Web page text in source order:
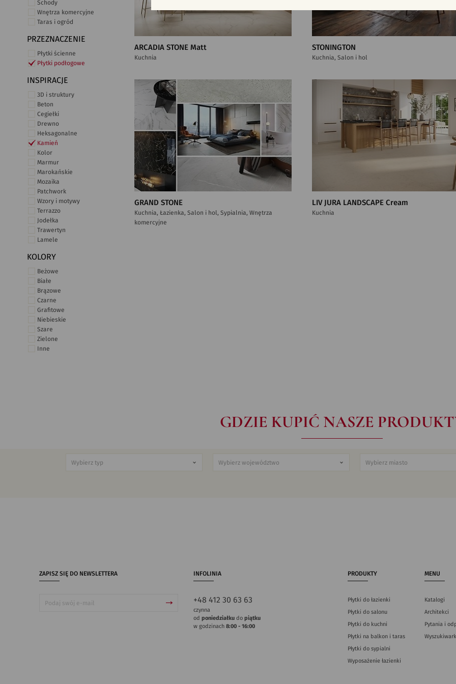
Schody
Wnętrza komercyjne
Taras i ogród
PRZEZNACZENIE
Płytki ścienne
Płytki podłogowe
INSPIRACJE
3D i struktury
Beton
Cegiełki
Drewno
Heksagonalne
Kamień
Kolor
Marmur
Marokańskie
Mozaika
Patchwork
Wzory i motywy
Terrazzo
Jodełka
Trawertyn
Lamele
KOLORY
Beżowe
Białe
Brązowe
Czarne
Grafitowe
Niebieskie
Szare
Zielone
Inne
ARCADIA STONE Matt
Kuchnia
STONINGTON
Kuchnia, Salon i hol
GRAND STONE
Kuchnia, Łazienka, Salon i hol, Sypialnia, Wnętrza
komercyjne
LIV JURA LANDSCAPE Cream
Kuchnia
GDZIE KUPIĆ NASZE
ZAPISZ SIĘ DO NEWSLETTERA INFOLINIA
+48 412 30 63 63
czynna
od poniedziałkudo piątku
w godzinach 8:00 - 16:00
PRODUKTY
Płytki do łazienki
Płytki do salonu
Płytki do kuchni
Płytki na balkon i taras
Płytki do sypialni
Wyposażenie łazienki
MENU
Katalogi
Architekci
Pytania i